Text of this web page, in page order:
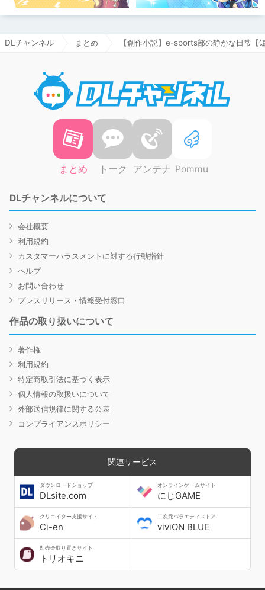
DLチャンネル まとめ 【創作小説】e-sports部の静かな日常【
まとめ トーク アンテナ Pommu
DLチャンネルについて
会社概要
利用規約
カスタマーハラスメントに対する行動指針
ヘルプ
お問い合わせ
プレスリリース・情報受付窓口
作品の取り扱いについて
著作権
利用規約
特定商取引法に基づく表示
個人情報の取扱いについて
外部送信規律に関する公表
コンプライアンスポリシー
関連サービス
ダウンロードショップ
DLsite.com
オンラインゲームサイト
にじGAME
クリエイター支援サイト
Ci-en
二次元バラエティストア
viviON BLUE
即売会取り置きサイト
トリオキニ